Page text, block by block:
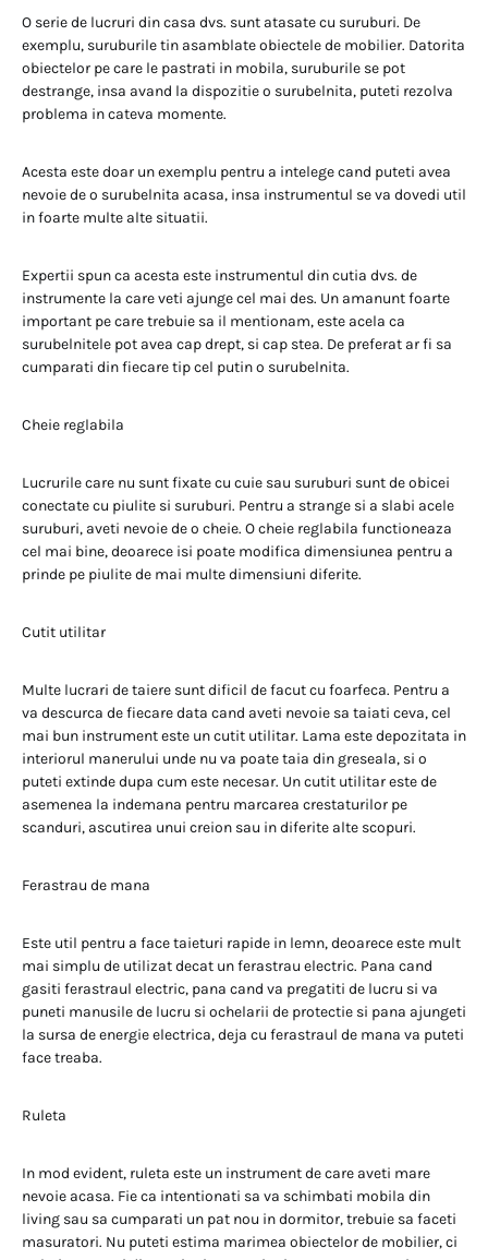
O serie de lucruri din casa dvs. sunt atasate cu suruburi. De
exemplu, suruburile tin asamblate obiectele de mobilier. Datorita
obiectelor pe care le pastrati in mobila, suruburile se pot
destrange, insa avand la dispozitie o surubelnita, puteti rezolva
problema in cateva momente.
Acesta este doar un exemplu pentru a intelege cand puteti avea
nevoie de o surubelnita acasa, insa instrumentul se va dovedi util
in foarte multe alte situatii.
Expertii spun ca acesta este instrumentul din cutia dvs. de
instrumente la care veti ajunge cel mai des. Un amanunt foarte
important pe care trebuie sa il mentionam, este acela ca
surubelnitele pot avea cap drept, si cap stea. De preferat ar fi sa
cumparati din fiecare tip cel putin o surubelnita.
Cheie reglabila
Lucrurile care nu sunt fixate cu cuie sau suruburi sunt de obicei
conectate cu piulite si suruburi. Pentru a strange si a slabi acele
suruburi, aveti nevoie de o cheie. O cheie reglabila functioneaza
cel mai bine, deoarece isi poate modifica dimensiunea pentru a
prinde pe piulite de mai multe dimensiuni diferite.
Cutit utilitar
Multe lucrari de taiere sunt dificil de facut cu foarfeca. Pentru a
va descurca de fiecare data cand aveti nevoie sa taiati ceva, cel
mai bun instrument este un cutit utilitar. Lama este depozitata in
interiorul manerului unde nu va poate taia din greseala, si o
puteti extinde dupa cum este necesar. Un cutit utilitar este de
asemenea la indemana pentru marcarea crestaturilor pe
scanduri, ascutirea unui creion sau in diferite alte scopuri.
Ferastrau de mana
Este util pentru a face taieturi rapide in lemn, deoarece este mult
mai simplu de utilizat decat un ferastrau electric. Pana cand
gasiti ferastraul electric, pana cand va pregatiti de lucru si va
puneti manusile de lucru si ochelarii de protectie si pana ajungeti
la sursa de energie electrica, deja cu ferastraul de mana va puteti
face treaba.
Ruleta
In mod evident, ruleta este un instrument de care aveti mare
nevoie acasa. Fie ca intentionati sa va schimbati mobila din
living sau sa cumparati un pat nou in dormitor, trebuie sa faceti
masuratori. Nu puteti estima marimea obiectelor de mobilier, ci